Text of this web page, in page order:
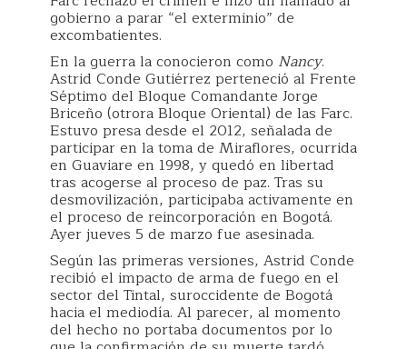
gobierno a parar “el exterminio” de
excombatientes.
En la guerra la conocieron como Nancy.
Astrid Conde Gutiérrez perteneció al Frente
Séptimo del Bloque Comandante Jorge
Briceño (otrora Bloque Oriental) de las Farc.
Estuvo presa desde el 2012, señalada de
participar en la toma de Miraflores, ocurrida
en Guaviare en 1998, y quedó en libertad
tras acogerse al proceso de paz. Tras su
desmovilización, participaba activamente en
el proceso de reincorporación en Bogotá.
Ayer jueves 5 de marzo fue asesinada.
Según las primeras versiones, Astrid Conde
recibió el impacto de arma de fuego en el
sector del Tintal, suroccidente de Bogotá
hacia el mediodía. Al parecer, al momento
del hecho no portaba documentos por lo